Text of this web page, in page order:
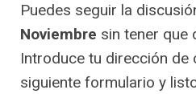
Puedes seguir la
Noviembre sin tener que
Introduce tu dirección de
siguiente formulario y